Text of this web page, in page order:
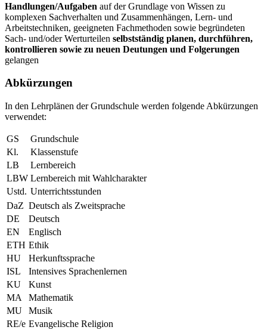
Handlungen/Aufgaben auf der Grundlage von Wissen zu
komplexen Sachverhalten und Zusammenhängen, Lern- und
Arbeitstechniken, geeigneten Fachmethoden sowie begründeten
Sach- und/oder Werturteilen selbstständig planen, durchführen,
kontrollieren sowie zu neuen Deutungen und Folgerungen
gelangen
Abkürzungen
In den Lehrplänen der Grundschule werden folgende Abkürzungen
verwendet:
GS
Grundschule
Kl.
Klassenstufe
LB
Lernbereich
LBW Lernbereich mit Wahlcharakter
Ustd. Unterrichtsstunden
DaZ Deutsch als Zweitsprache
DE
Deutsch
EN
Englisch
ETH Ethik
HU
Herkunftssprache
ISL
Intensives Sprachenlernen
KU
Kunst
MA
Mathematik
MU
Musik
RE/e Evangelische Religion